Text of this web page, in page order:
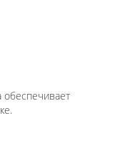
обеспечивает